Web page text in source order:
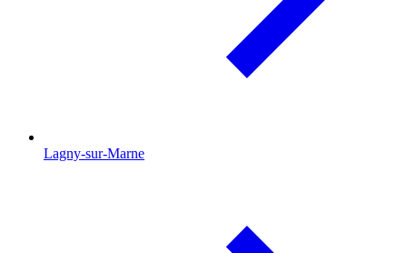
Lagny-sur-Marne